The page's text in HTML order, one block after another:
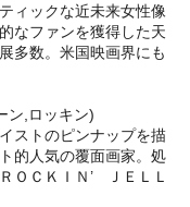
ィックな近未来女性像
なファンを獲得した天
多数。米国映画界にも
ン,ロッキン)
ストのピンナップを描
的人気の覆面画家。処
ＣＫＩＮ’ ＪＥＬＬ